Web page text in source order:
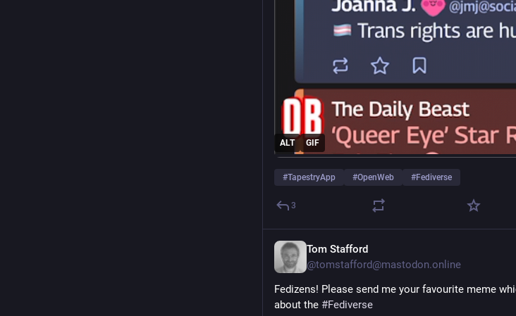
ALT GIF
#TapestryApp #OpenWeb #Fediverse
3
Tom Stafford
@tomstafford@mastodon.online
Fedizens! Please send me your favourite meme
about the #Fediverse